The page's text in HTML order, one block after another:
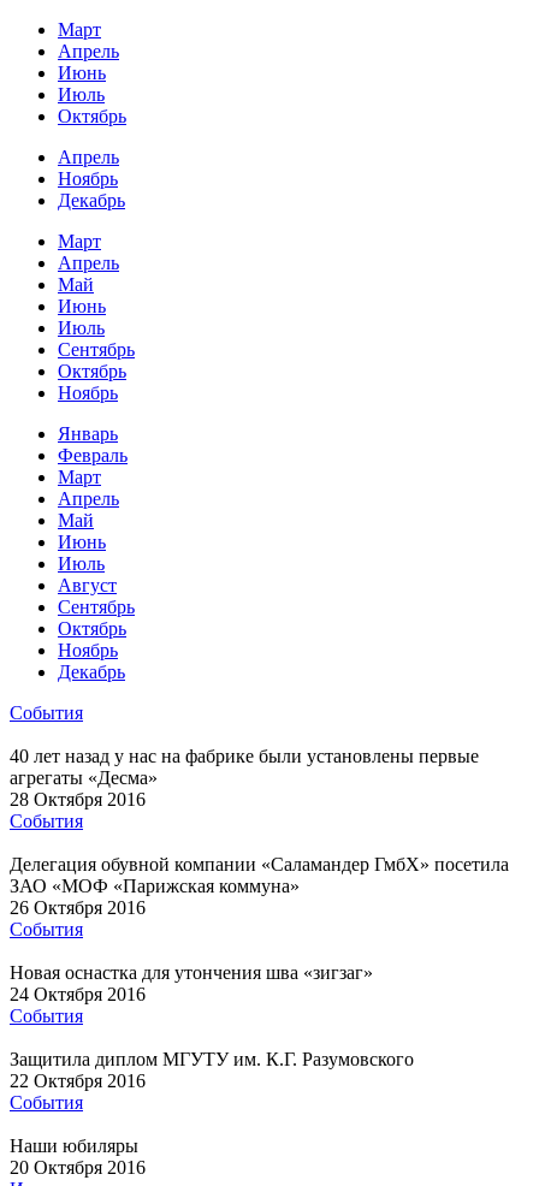
Март
Апрель
Июнь
Июль
Октябрь
Апрель
Ноябрь
Декабрь
Март
Апрель
Май
Июнь
Июль
Сентябрь
Октябрь
Ноябрь
Январь
Февраль
Март
Апрель
Май
Июнь
Июль
Август
Сентябрь
Октябрь
Ноябрь
Декабрь
События
40 лет назад у нас на фабрике были установлены первые
агрегаты «Десма»
28 Октября 2016
События
Делегация обувной компании «Саламандер ГмбХ» посетила
ЗАО «МОФ «Парижская коммуна»
26 Октября 2016
События
Новая оснастка для утончения шва «зигзаг»
24 Октября 2016
События
Защитила диплом МГУТУ им. К.Г. Разумовского
22 Октября 2016
События
Наши юбиляры
20 Октября 2016